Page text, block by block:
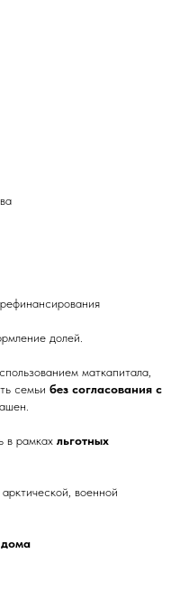
долей.
маткапитала,
семьи без согласования с
в рамках льготных
военной
дома